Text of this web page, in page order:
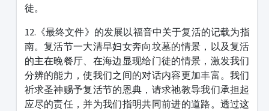
徒。
12.《最终文件》的发展以福音中关于复活的记载为指
南。复活节一大清早妇女奔向坟墓的情景，以及复活
的主在晚餐厅、在海边显现给门徒的情景，激发我们
分辨的能力，使我们之间的对话内容更加丰富。我们
祈求圣神赐予复活节的恩典，请求祂教导我们承担起
应尽的责任，并为我们指明共同前进的道路。透过这